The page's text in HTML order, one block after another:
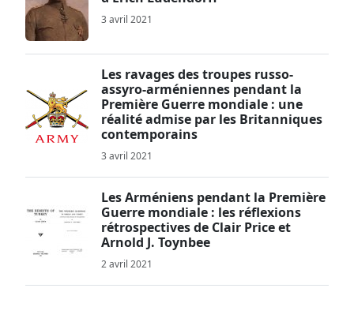
3 avril 2021
Les ravages des troupes russo-
assyro-arméniennes pendant la
Première Guerre mondiale : une
réalité admise par les Britanniques
contemporains
3 avril 2021
Les Arméniens pendant la Première
Guerre mondiale : les réflexions
rétrospectives de Clair Price et
Arnold J. Toynbee
2 avril 2021